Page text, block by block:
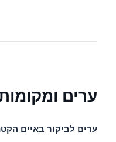
ערים
ערים לביקור באיים